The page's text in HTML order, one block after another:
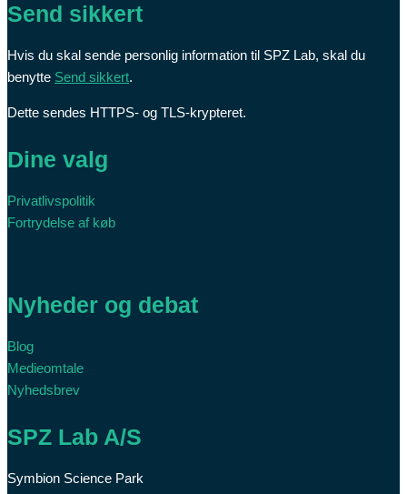
Send sikkert
Hvis du skal sende personlig information til SPZ Lab, skal du
benytte Send sikkert.
Dette sendes HTTPS- og TLS-krypteret.
Dine valg
Privatlivspolitik
Fortrydelse af køb
Nyheder og debat
Blog
Medieomtale
Nyhedsbrev
SPZ Lab A/S
Symbion Science Park